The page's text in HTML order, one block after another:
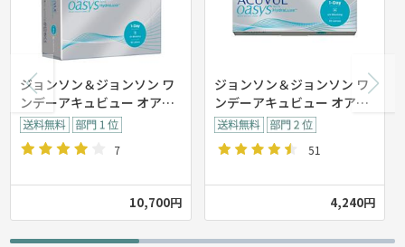
ジョンソン＆ジョンソン ワ
ンデーアキュビュー オアシ
ス 【90枚入】
7
10,700円
ジョンソン＆ジョンソン ワ
ンデーアキュビュー オアシ
ス【30枚入り】
51
4,240円